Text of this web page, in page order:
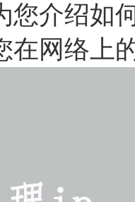
您介绍如
在网络上